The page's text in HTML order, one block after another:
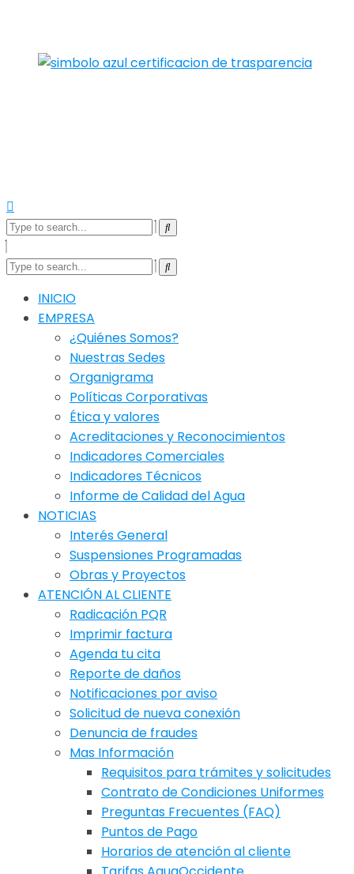
INICIO
EMPRESA
¿Quiénes Somos?
Nuestras Sedes
Organigrama
Políticas Corporativas
Ética y valores
Acreditaciones y Reconocimientos
Indicadores Comerciales
Indicadores Técnicos
Informe de Calidad del Agua
NOTICIAS
Interés General
Suspensiones Programadas
Obras y Proyectos
ATENCIÓN AL CLIENTE
Radicación PQR
Imprimir factura
Agenda tu cita
Reporte de daños
Notificaciones por aviso
Solicitud de nueva conexión
Denuncia de fraudes
Mas Información
Requisitos para trámites y solicitudes
Contrato de Condiciones Uniformes
Preguntas Frecuentes (FAQ)
Puntos de Pago
Horarios de atención al cliente